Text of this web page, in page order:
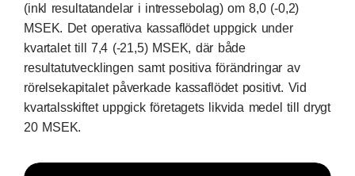
(inkl resultatandelar i intressebolag) om 8,0 (-0,2)
MSEK. Det operativa kassaflödet uppgick under
kvartalet till 7,4 (-21,5) MSEK, där både
resultatutvecklingen samt positiva förändringar av
rörelsekapitalet påverkade kassaflödet positivt. Vid
kvartalsskiftet uppgick företagets likvida medel till drygt
20 MSEK.